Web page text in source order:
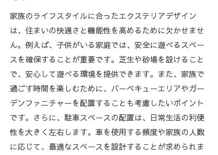
家族のライフスタイルに合ったエクステリアデザイン
は、住まいの快適さと機能性を高めるために欠かせませ
ん。例えば、子供がいる家庭では、安全に遊べるスペー
スを確保することが重要です。芝生や砂場を設けること
で、安心して遊べる環境を提供できます。また、家族で
過ごす時間を楽しむために、バーベキューエリアやガー
デンファニチャーを配置することも考慮したいポイント
です。さらに、駐車スペースの配置は、日常生活の利便
性を大きく左右します。車を使用する頻度や家族の人数
に応じて、最適なスペースを設計することが求められま